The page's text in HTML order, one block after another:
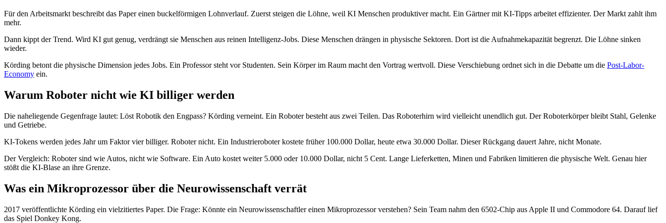
Für den Arbeitsmarkt beschreibt das Paper einen buckelförmigen Lohnverlauf. Zuerst steigen die Löhne, weil KI Menschen produktiver macht. Ein Gärtner mit KI-Tipps arbeitet effizienter. Der Markt zahlt ihm
mehr.
Dann kippt der Trend. Wird KI gut genug, verdrängt sie Menschen aus reinen Intelligenz-Jobs. Diese Menschen drängen in physische Sektoren. Dort ist die Aufnahmekapazität begrenzt. Die Löhne sinken
wieder.
Körding betont die physische Dimension jedes Jobs. Ein Professor steht vor Studenten. Sein Körper im Raum macht den Vortrag wertvoll. Diese Verschiebung ordnet sich in die Debatte um die Post-Labor-
Economy ein.
Warum Roboter nicht wie KI billiger werden
Die naheliegende Gegenfrage lautet: Löst Robotik den Engpass? Körding verneint. Ein Roboter besteht aus zwei Teilen. Das Roboterhirn wird vielleicht unendlich gut. Der Roboterkörper bleibt Stahl, Gelenke
und Getriebe.
KI-Tokens werden jedes Jahr um Faktor vier billiger. Roboter nicht. Ein Industrieroboter kostete früher 100.000 Dollar, heute etwa 30.000 Dollar. Dieser Rückgang dauert Jahre, nicht Monate.
Der Vergleich: Roboter sind wie Autos, nicht wie Software. Ein Auto kostet weiter 5.000 oder 10.000 Dollar, nicht 5 Cent. Lange Lieferketten, Minen und Fabriken limitieren die physische Welt. Genau hier
stößt die KI-Blase an ihre Grenze.
Was ein Mikroprozessor über die Neurowissenschaft verrät
2017 veröffentlichte Körding ein vielzitiertes Paper. Die Frage: Könnte ein Neurowissenschaftler einen Mikroprozessor verstehen? Sein Team nahm den 6502-Chip aus Apple II und Commodore 64. Darauf lief
das Spiel Donkey Kong.